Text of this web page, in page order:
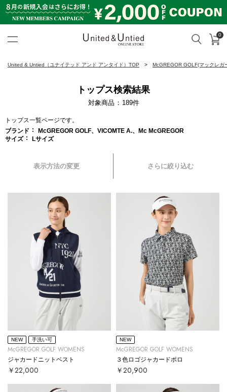
検索 カ
0
United & Untied（ユナイテッド アンド アンタイド）TOP McGREGOR GOLF(マックレガ
トップス検索結果
対象商品 189件
トップス一覧ページです。
ブランド
McGREGOR GOLF、VICOMTE A.、Mc McGREGOR
サイズ
Lサイズ
表示方法の変更 さらに絞り込む
NEW 手洗い可
McGREGOR GOLF WOMENS
ジャカードニットベスト
￥22,000
NEW
McGREGOR GOLF WOMENS
３色ロゴジャカードポロ
￥20,900